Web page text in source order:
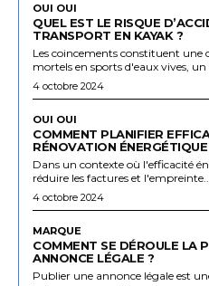
OUI OUI
QUEL EST LE RISQUE
TRANSPORT EN KAYAK ?
Les coincements constituent une
mortels en sports d'eaux vives, un
4 octobre 2024
OUI OUI
COMMENT PLANIFIER
RÉNOVATION
Dans un contexte où l'efficacité
réduire les factures et l'empreinte...
4 octobre 2024
MARQUE
COMMENT SE DÉROULE LA
ANNONCE LÉGALE ?
Publier une annonce légale est